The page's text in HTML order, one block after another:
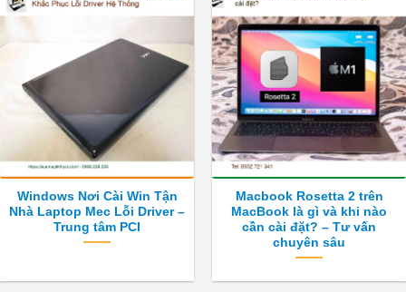
Windows Nơi Cài Win Tận
Nhà Laptop Mec Lỗi Driver –
Trung tâm PCI
Macbook Rosetta 2 trên
MacBook là gì và khi nào
cần cài đặt? – Tư vấn
chuyên sâu